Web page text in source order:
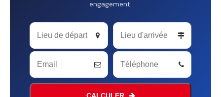
engagement.
Website